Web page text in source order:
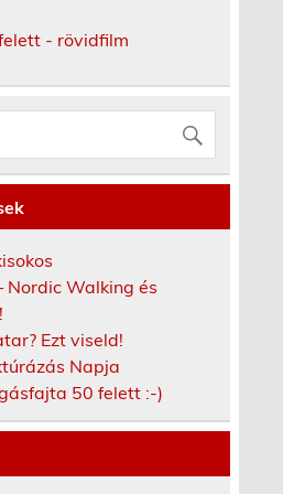
- rövidfilm
Nordic Walking és
Ezt viseld!
Napja
50 felett :-)